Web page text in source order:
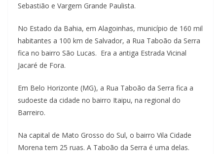
Sebastião e Vargem Grande Paulista.
No Estado da Bahia, em Alagoinhas, município de 160 mil
habitantes a 100 km de Salvador, a Rua Taboão da Serra
fica no bairro São Lucas. Era a antiga Estrada Vicinal
Jacaré de Fora.
Em Belo Horizonte (MG), a Rua Taboão da Serra fica a
sudoeste da cidade no bairro Itaipu, na regional do
Barreiro.
Na capital de Mato Grosso do Sul, o bairro Vila Cidade
Morena tem 25 ruas. A Taboão da Serra é uma delas.